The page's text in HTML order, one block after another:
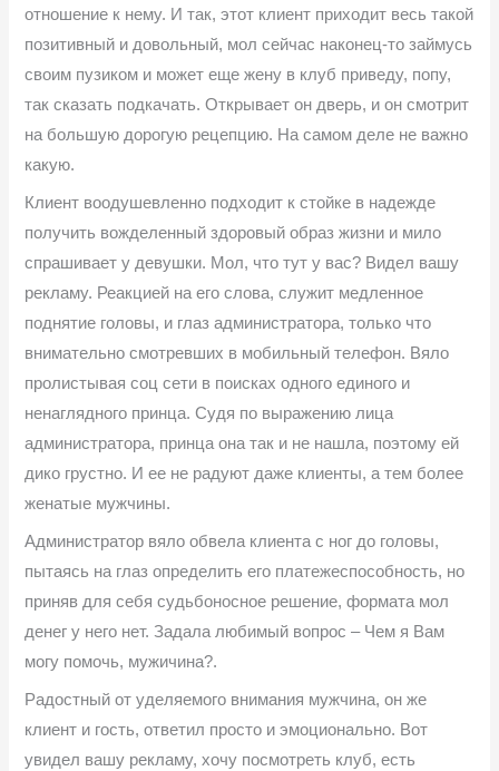
отношение к нему. И так, этот клиент приходит весь такой
позитивный и довольный, мол сейчас наконец-то займусь
своим пузиком и может еще жену в клуб приведу, попу,
так сказать подкачать. Открывает он дверь, и он смотрит
на большую дорогую рецепцию. На самом деле не важно
какую.
Клиент воодушевленно подходит к стойке в надежде
получить вожделенный здоровый образ жизни и мило
спрашивает у девушки. Мол, что тут у вас? Видел вашу
рекламу. Реакцией на его слова, служит медленное
поднятие головы, и глаз администратора, только что
внимательно смотревших в мобильный телефон. Вяло
пролистывая соц сети в поисках одного единого и
ненаглядного принца. Судя по выражению лица
администратора, принца она так и не нашла, поэтому ей
дико грустно. И ее не радуют даже клиенты, а тем более
женатые мужчины.
Администратор вяло обвела клиента с ног до головы,
пытаясь на глаз определить его платежеспособность, но
приняв для себя судьбоносное решение, формата мол
денег у него нет. Задала любимый вопрос – Чем я Вам
могу помочь, мужичина?.
Радостный от уделяемого внимания мужчина, он же
клиент и гость, ответил просто и эмоционально. Вот
увидел вашу рекламу, хочу посмотреть клуб, есть